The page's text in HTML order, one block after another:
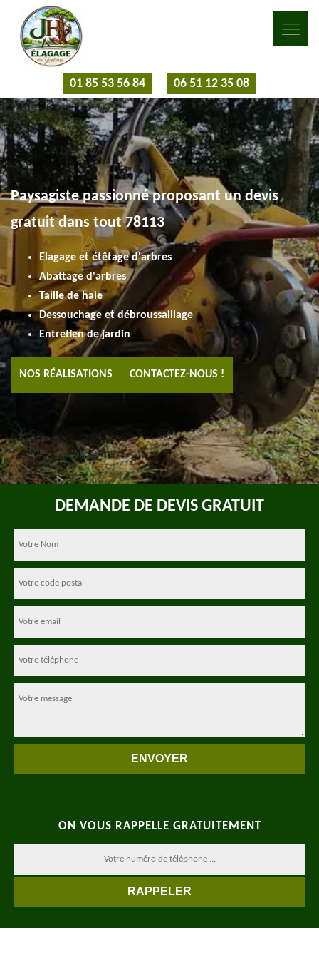
01 85 53 56 84 06 51 12 35 08
Paysagiste passionné proposant un devis
gratuit dans tout 78113
Elagage et étêtage d'arbres
Abattage d'arbres
Taille de haie
Dessouchage et débroussaillage
Entretien de jardin
NOS RÉALISATIONS CONTACTEZ-NOUS !
DEMANDE DE DEVIS GRATUIT
ON VOUS RAPPELLE GRATUITEMENT